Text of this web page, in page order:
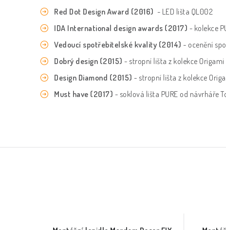
Red Dot Design Award (2016) - LED lišta QL002
IDA International design awards (2017) - kolekce
Vedoucí spotřebitelské kvality (2014) - ocenění
Dobrý design (2015) - stropní lišta z kolekce Origami
Design Diamond (2015) - stropní lišta z kolekce
Must have (2017) - soklová lišta PURE od návrháře